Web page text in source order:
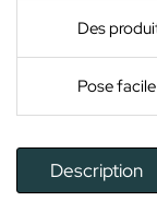
Des
Pose
Description